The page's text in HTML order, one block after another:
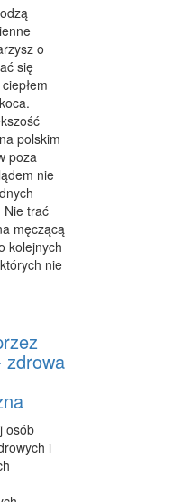
o
się
polskim
poza
nie
Nie trać
męczącą
kolejnych
nie
zdrowa
osób
i